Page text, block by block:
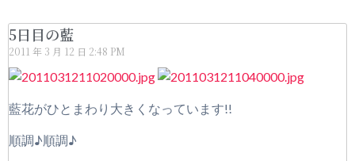
5日目の藍
2011 年 3 月 12 日 2:48 PM
藍花がひとまわり大きくなっています!!
順調♪順調♪